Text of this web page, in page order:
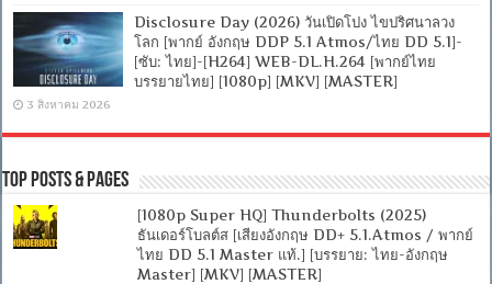
Disclosure Day (2026) วันเปิดโปง ไขปริศนาลวง
โลก [พากย์ อังกฤษ DDP 5.1 Atmos/ไทย DD 5.1]-
[ซับ: ไทย]-[H264] WEB-DL.H.264 [พากย์ไทย
บรรยายไทย] [1080p] [MKV] [MASTER]
3 สิงหาคม 2026
Top Posts & Pages
[1080p Super HQ] Thunderbolts (2025)
ธันเดอร์โบลต์ส [เสียงอังกฤษ DD+ 5.1.Atmos / พากย์
ไทย DD 5.1 Master แท้.] [บรรยาย: ไทย-อังกฤษ
Master] [MKV] [MASTER]